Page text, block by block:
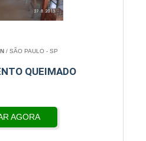
/ SÃO PAULO - SP
QUEIMADO
AGORA